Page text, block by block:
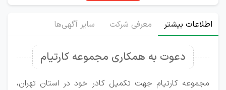
اطلاعات بیشتر معرفی شرکت سایر آگهی‌ها
دعوت به همکاری مجموعه کارتیام
مجموعه کارتیام جهت تکمیل کادر خود در استان تهران،